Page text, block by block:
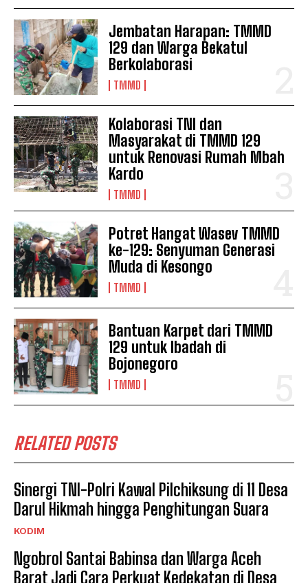
Jembatan Harapan: TMMD
129 dan Warga Bekatul
Berkolaborasi
TMMD
Kolaborasi TNI dan
Masyarakat di TMMD 129
untuk Renovasi Rumah Mbah
Kardo
TMMD
Potret Hangat Wasev TMMD
ke-129: Senyuman Generasi
Muda di Kesongo
TMMD
Bantuan Karpet dari TMMD
129 untuk Ibadah di
Bojonegoro
TMMD
RELATED POSTS
Sinergi TNI-Polri Kawal Pilchiksung di 11 Desa
Darul Hikmah hingga Penghitungan Suara
KODIM
Ngobrol Santai Babinsa dan Warga Aceh
Barat Jadi Cara Perkuat Kedekatan di Desa